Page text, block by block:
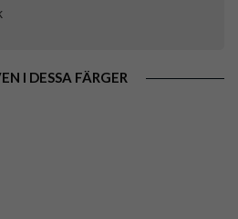
I DESSA FÄRGER